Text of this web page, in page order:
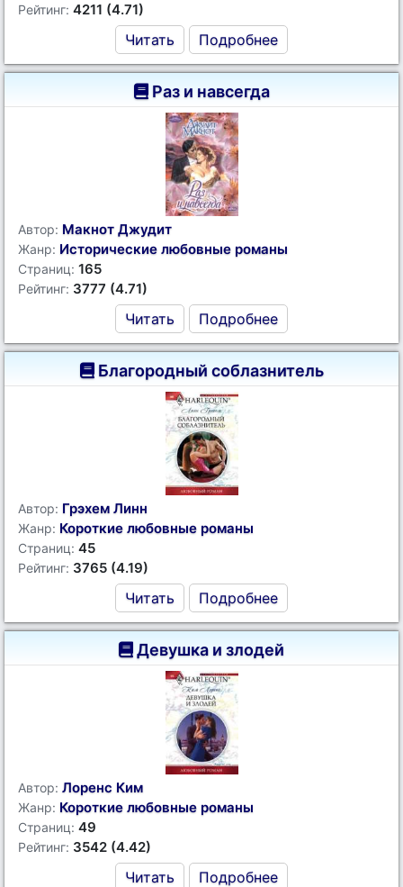
Рейтинг: 4211 (4.71)
Читать Подробнее
Раз и навсегда
Автор: Макнот Джудит
Жанр: Исторические любовные романы
Страниц: 165
Рейтинг: 3777 (4.71)
Читать Подробнее
Благородный соблазнитель
Автор: Грэхем Линн
Жанр: Короткие любовные романы
Страниц: 45
Рейтинг: 3765 (4.19)
Читать Подробнее
Девушка и злодей
Автор: Лоренс Ким
Жанр: Короткие любовные романы
Страниц: 49
Рейтинг: 3542 (4.42)
Читать Подробнее